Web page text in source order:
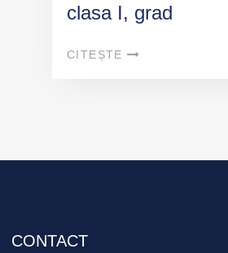
clasa I, grad
în cadrul
CITEȘTE
CONTACT